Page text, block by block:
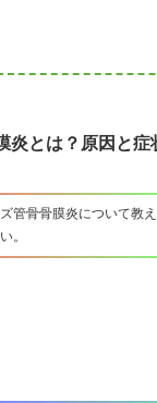
炎とは？原因と症
管骨骨膜炎について教
。